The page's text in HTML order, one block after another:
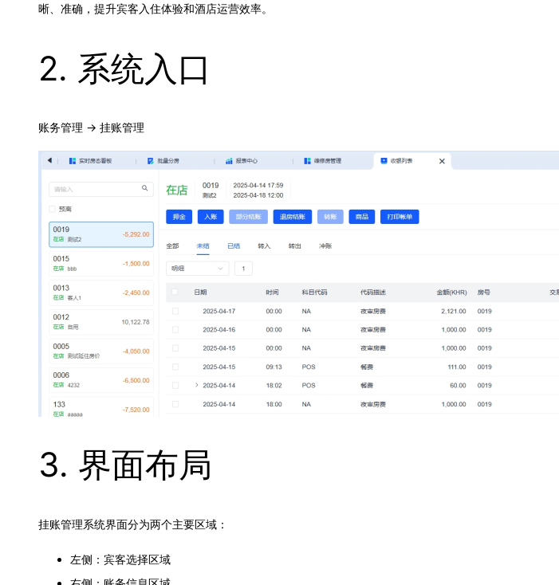
晰、准确，提升宾客入住体验和酒店运营效率。
2. 系统入口
账务管理 → 挂账管理
3. 界面布局
挂账管理系统界面分为两个主要区域：
左侧：宾客选择区域